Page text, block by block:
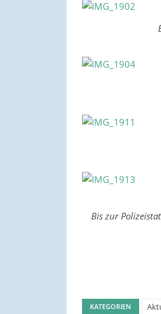
Bis zur
KATEGORIEN